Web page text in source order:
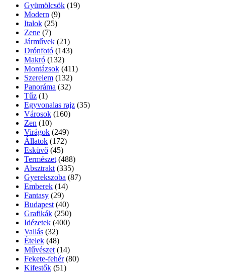
Gyümölcsök (19)
Modern (9)
Italok (25)
Zene (7)
Járművek (21)
Drónfotó (143)
Makró (132)
Montázsok (411)
Szerelem (132)
Panoráma (32)
Tűz (1)
Egyvonalas rajz (35)
Városok (160)
Zen (10)
Virágok (249)
Állatok (172)
Esküvő (45)
Természet (488)
Absztrakt (335)
Gyerekszoba (87)
Emberek (14)
Fantasy (29)
Budapest (40)
Grafikák (250)
Idézetek (400)
Vallás (32)
Ételek (48)
Művészet (14)
Fekete-fehér (80)
Kifestők (51)